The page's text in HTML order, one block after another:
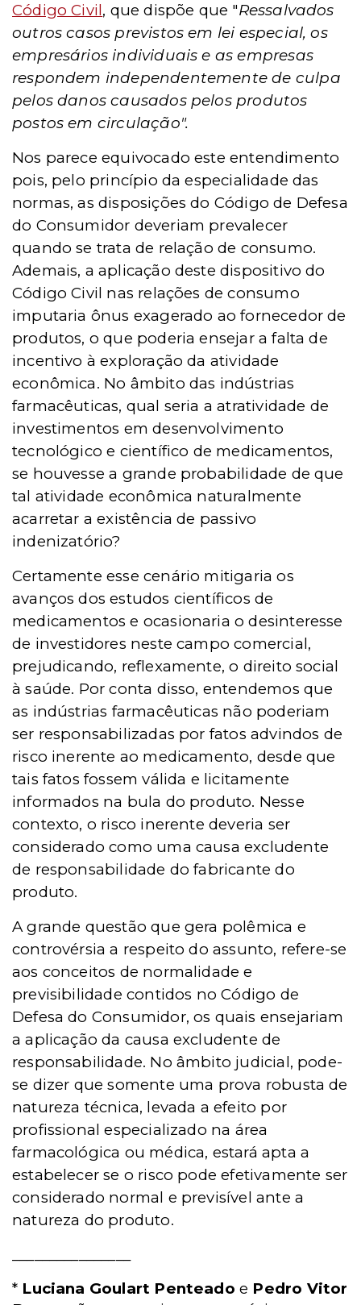
Código Civil, que dispõe que "Ressalvados
outros casos previstos em lei especial, os
empresários individuais e as empresas
respondem independentemente de culpa
pelos danos causados pelos produtos
postos em circulação".
Nos parece equivocado este entendimento
pois, pelo princípio da especialidade das
normas, as disposições do Código de Defesa
do Consumidor deveriam prevalecer
quando se trata de relação de consumo.
Ademais, a aplicação deste dispositivo do
Código Civil nas relações de consumo
imputaria ônus exagerado ao fornecedor de
produtos, o que poderia ensejar a falta de
incentivo à exploração da atividade
econômica. No âmbito das indústrias
farmacêuticas, qual seria a atratividade de
investimentos em desenvolvimento
tecnológico e científico de medicamentos,
se houvesse a grande probabilidade de que
tal atividade econômica naturalmente
acarretar a existência de passivo
indenizatório?
Certamente esse cenário mitigaria os
avanços dos estudos científicos de
medicamentos e ocasionaria o desinteresse
de investidores neste campo comercial,
prejudicando, reflexamente, o direito social
à saúde. Por conta disso, entendemos que
as indústrias farmacêuticas não poderiam
ser responsabilizadas por fatos advindos de
risco inerente ao medicamento, desde que
tais fatos fossem válida e licitamente
informados na bula do produto. Nesse
contexto, o risco inerente deveria ser
considerado como uma causa excludente
de responsabilidade do fabricante do
produto.
A grande questão que gera polêmica e
controvérsia a respeito do assunto, refere-se
aos conceitos de normalidade e
previsibilidade contidos no Código de
Defesa do Consumidor, os quais ensejariam
a aplicação da causa excludente de
responsabilidade. No âmbito judicial, pode-
se dizer que somente uma prova robusta de
natureza técnica, levada a efeito por
profissional especializado na área
farmacológica ou médica, estará apta a
estabelecer se o risco pode efetivamente ser
considerado normal e previsível ante a
natureza do produto.
* Luciana Goulart Penteado e Pedro Vitor